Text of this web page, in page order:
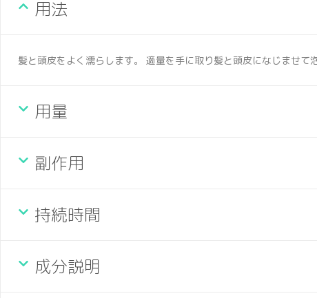
用法
髪と頭皮をよく濡らします。 適量を手に取り髪と頭皮になじませ
用量
副作用
持続時間
成分説明